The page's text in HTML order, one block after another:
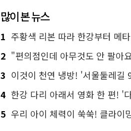
많이 본 뉴스
1 주황색 리본 따라 한강부터 메타세쿼이아 숲길까지…서울둘레
2 "편의점인데 아무것도 안 팔아요" 서울에서 가장 특별한 편의
3 이것이 천연 냉방! '서울둘레길 9코스'로 숲속 피서
4 한강 다리 아래서 영화 한 편! '다리밑 영화관'
5 우리 아이 체력이 쑥쑥! 클라이밍 키즈카페·어린이